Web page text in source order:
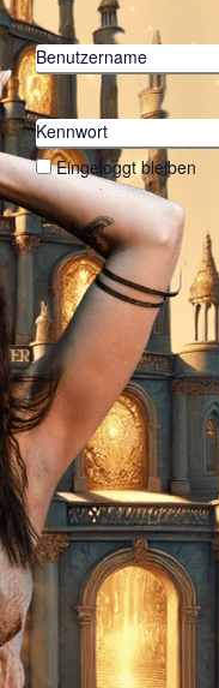
Benutzername
Kennwort
Eingeloggt bleiben